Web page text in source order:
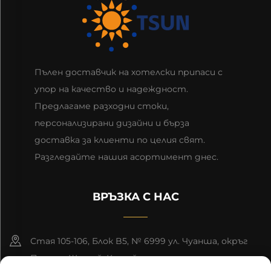
Пълен доставчик на хотелски припаси с
упор на качество и надеждност.
Предлагаме разходни стоки,
персонализирани дизайни и бърза
доставка за клиенти по целия свят.
Разгледайте нашия асортимент днес.
ВРЪЗКА С НАС
Стая 105-106, Блок B5, № 6999 ул. Чуанша, окръг
Пудонг, Шанхай, Китай